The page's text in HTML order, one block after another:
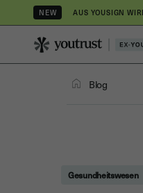
NEW AUS YOUSIGN
Blog
Gesundheitswesen